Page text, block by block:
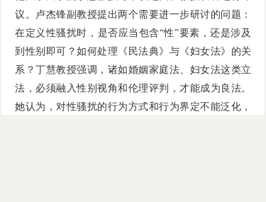
议。卢杰锋副教授提出两个需要进一步研讨的问题：
在定义性骚扰时，是否应当包含“性”要素，还是涉及
到性别即可？如何处理《民法典》与《妇女法》的关
系？丁慧教授强调，诸如婚姻家庭法、妇女法这类立
法，必须融入性别视角和伦理评判，才能成为良法。
她认为，对性骚扰的行为方式和行为界定不能泛化，